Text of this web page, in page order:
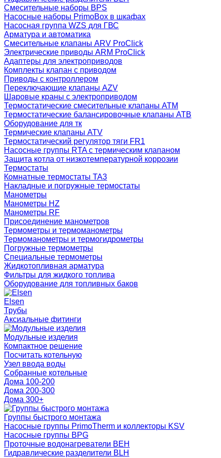
Смесительные наборы BPS
Насосные наборы PrimoBox в шкафах
Насосная группа WZS для ГВС
Арматура и автоматика
Смесительные клапаны ARV ProClick
Электрические приводы ARM ProClick
Адаптеры для электроприводов
Комплекты клапан с приводом
Приводы с контроллером
Переключающие клапаны AZV
Шаровые краны с электроприводом
Термостатические смесительные клапаны ATM
Термостатические балансировочные клапаны ATB
Оборудование для тк
Термические клапаны ATV
Термостатический регулятор тяги FR1
Насосные группы RTA с термическим клапаном
Защита котла от низкотемпературной коррозии
Термостаты
Комнатные термостаты TA3
Накладные и погружные термостаты
Манометры
Манометры HZ
Манометры RF
Присоединение манометров
Термометры и термоманометры
Термоманометры и термогидрометры
Погружные термометры
Специальные термометры
Жидкотопливная арматура
Фильтры для жидкого топлива
Оборудование для топливных баков
Elsen
Трубы
Аксиальные фитинги
Модульные изделия
Компактное решение
Посчитать котельную
Узел ввода воды
Собранные котельные
Дома 100-200
Дома 200-300
Дома 300+
Группы быстрого монтажа
Насосные группы PrimoTherm и коллекторы KSV
Насосные группы BPG
Проточные водонагреватели BEH
Гидравлические разделители BLH